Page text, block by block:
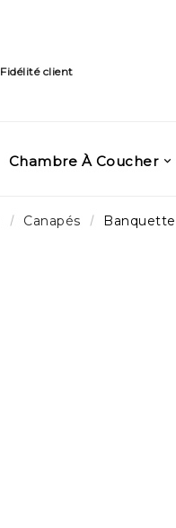
Fidélité client
Chambre À Coucher
Canapés